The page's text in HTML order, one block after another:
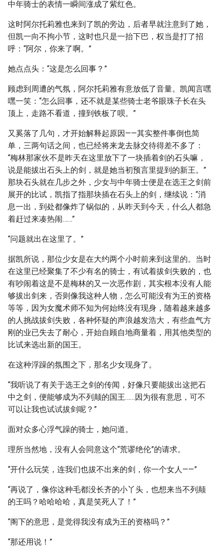
中年骑士的表情一瞬间涨成了紫红色。
这时阿尔托莉雅也来到了凯的旁边，后者早就注意到了她，
但凯一向不拘小节，这时也只是一抬下巴，权当是打了招
呼：“阿尔，你来了啊。”
她点点头：“这是怎么回事？”
顾虑到周遭的气氛，阿尔托莉雅有意放低了音量。凯闻言嘿
嘿一笑：“怎么回事，还不就是某些骑士老爷眼珠子长在头
顶上，走路不看道，撞到铁板了呗。”
又奚落了几句，才开始解释起原因——其实整件事倒也简
单，三两句话之间，也已经将来龙去脉交待得差不多了：
“梅林那家伙不是昨天在这里放下了一块插着剑的石头嘛，
说是能拔出石头上的剑，就是她当初预言里提到的新王。”
那块石头就在几步之外，少女与中年骑士便是在选王之剑前
展开的比试，凯指了指那块插在石头上的剑，继续说：“消
息一出，到处都像炸了锅似的，从昨天到今天，什么人都急
着赶过来凑热闹……”
“问题就出在这里了。”
据凯所说，那位少女是在大约两个小时前来到这里的。当时
在这里已经聚集了不少有名的骑士，有试着拔剑失败的，也
有吵闹着这是不是梅林的又一次恶作剧，其实根本没有人能
够拔出剑来，否则像我这种人物，怎么可能没有为王的资格
等等，因为女魔术师不知为何始终没有现身，随着越来越多
的人挑战拔剑失败，各种怀疑的声浪越发浩大，有些血气方
刚的业已失去了耐心，开始自顾自地商量着，用其他类型的
比试来选出新的国王。
在这种浮躁的氛围之下，那名少女现身了。
“我听说了有关于选王之剑的传闻，好像只要能拔出这把石
中之剑，便能够成为不列颠的国王……因为很有意思，可不
可以让我也试试拔剑呢？”
面对众多心浮气躁的骑士，她问道。
理所当然地，没有人会同意这个“荒谬绝伦”的请求。
“开什么玩笑，连我们也拔不出来的剑，你一个女人——”
“再说了，像你这种毛都没长齐的小丫头，也想来当不列颠
的王吗？哈哈哈哈，真是笑死人了！”
“阁下的意思，是觉得我没有成为王的资格吗？”
“那还用说！”